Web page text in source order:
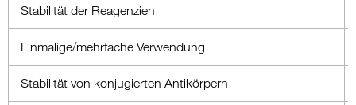
Stabilität der Reagenzien
Einmalige/mehrfache Verwendung
Stabilität von konjugierten Antikörpern